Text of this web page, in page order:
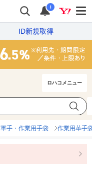
i
ID新規取得
ロハコメニュー
軍手・作業用手袋 作業用革手